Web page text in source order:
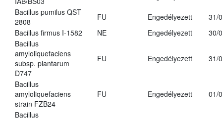
Bacillus pumilus QST
2808
FU Engedélyezett
31/
Bacillus firmus I-1582
NE Engedélyezett
30/
Bacillus
amyloliquefaciens
subsp. plantarum
D747
FU Engedélyezett 31/
Bacillus
amyloliquefaciens
strain FZB24
FU Engedélyezett 01/
Bacillus